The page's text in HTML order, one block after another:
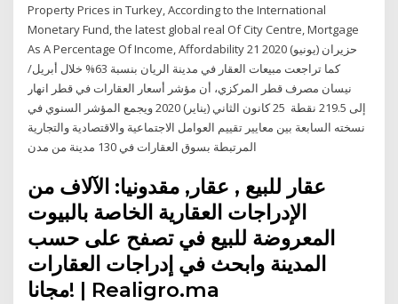
Property Prices in Turkey, According to the International
Monetary Fund, the latest global real Of City Centre, Mortgage
As A Percentage Of Income, Affordability 21 حزيران (يونيو) 2020
كما تراجعت مبيعات العقار في مدينة الريان بنسبة 63% خلال أبريل/
نيسان مصرف قطر المركزي، أن مؤشر أسعار العقارات في قطر انهار
إلى 219.5 نقطة 25 كانون الثاني (يناير) 2020 ويجمع المؤشر السنوي في
نسخته السابعة بين معايير تقييم العوامل الاجتماعية والاقتصادية والتجارية
عقار للبيع , عقار, مقدونيا: الآلاف من
الإدراجات العقارية الخاصة بالبيوت
المعروضة للبيع في تصفح على حسب
المدينة وابحث في إدراجات العقارات
مجانا! | Realigro.ma